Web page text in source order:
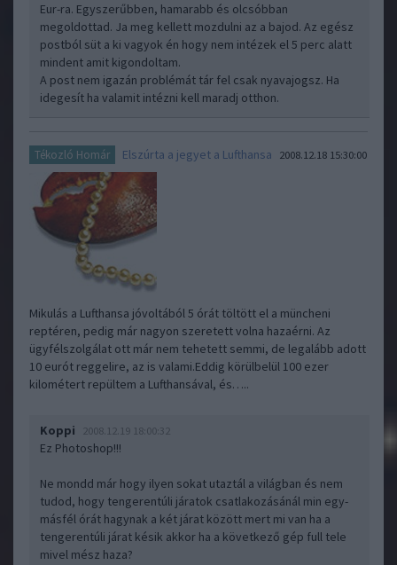
Eur-ra. Egyszerűbben, hamarabb és olcsóbban
megoldottad. Ja meg kellett mozdulni az a bajod. Az egész
postból süt a ki vagyok én hogy nem intézek el 5 perc alatt
mindent amit kigondoltam.
A post nem igazán problémát tár fel csak nyavajogsz. Ha
idegesít ha valamit intézni kell maradj otthon.
Tékozló Homár Elszúrta a jegyet a Lufthansa 2008.12.18 15:30:00
Mikulás a Lufthansa jóvoltából 5 órát töltött el a müncheni
reptéren, pedig már nagyon szeretett volna hazaérni. Az
ügyfélszolgálat ott már nem tehetett semmi, de legalább adott
10 eurót reggelire, az is valami.Eddig körülbelül 100 ezer
kilométert repültem a Lufthansával, és…..
Koppi 2008.12.19 18:00:32
Ez Photoshop!!!
Ne mondd már hogy ilyen sokat utaztál a világban és nem
tudod, hogy tengerentúli járatok csatlakozásánál min egy-
másfél órát hagynak a két járat között mert mi van ha a
tengerentúli járat késik akkor ha a következő gép full tele
mivel mész haza?